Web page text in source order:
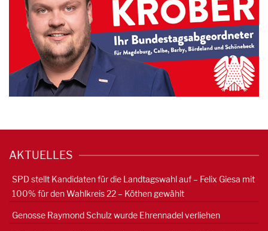
AKTUELLES
SPD stellt Kandidaten für die Landtagswahl auf – Felix Giesa mit
100% für den Wahlkreis 22 – Köthen gewählt
Genosse Raymond Schulz wurde Ehrennadel verliehen